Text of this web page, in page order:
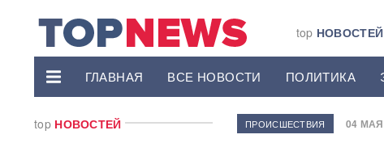
top НОВОСТЕЙ
ГЛАВНАЯ ВСЕ НОВОСТИ ПОЛИТИКА
top НОВОСТЕЙ
ПРОИСШЕСТВИЯ 04 МАЯ